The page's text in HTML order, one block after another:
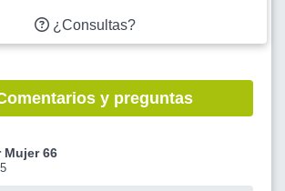
¿Consultas?
y preguntas
Mujer 66